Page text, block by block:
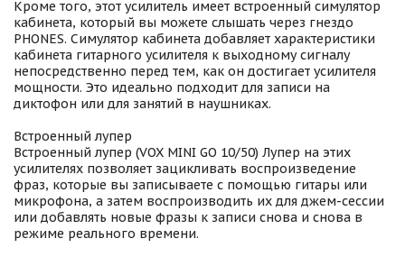
Кроме того, этот усилитель имеет встроенный симулятор
кабинета, который вы можете слышать через гнездо
PHONES. Симулятор кабинета добавляет характеристики
кабинета гитарного усилителя к выходному сигналу
непосредственно перед тем, как он достигает усилителя
мощности. Это идеально подходит для записи на
диктофон или для занятий в наушниках.
Встроенный лупер
Встроенный лупер (VOX MINI GO 10/50) Лупер на этих
усилителях позволяет зацикливать воспроизведение
фраз, которые вы записываете с помощью гитары или
микрофона, а затем воспроизводить их для джем-сессии
или добавлять новые фразы к записи снова и снова в
режиме реального времени.